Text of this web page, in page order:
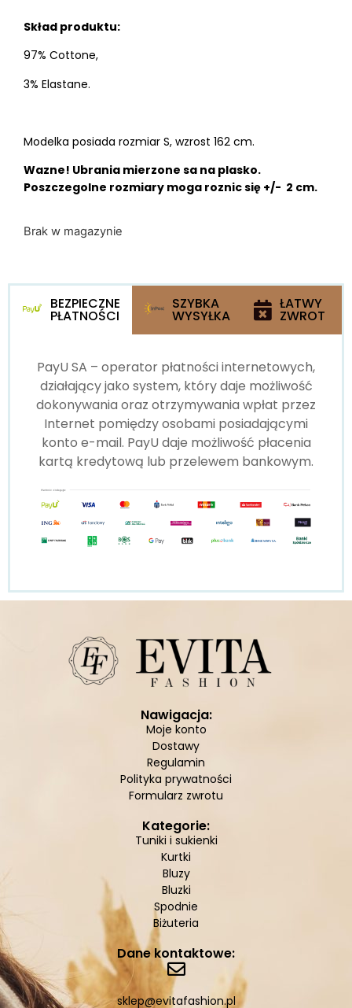
Skład produktu:
97% Cottone,
3% Elastane.
Modelka posiada rozmiar S, wzrost 162 cm.
Wazne! Ubrania mierzone sa na plasko.
Poszczegolne rozmiary moga roznic się +/- 2 cm.
Brak w magazynie
BEZPIECZNE
PŁATNOŚCI
SZYBKA
WYSYŁKA
ŁATWY
ZWROT
PayU SA – operator płatności internetowych,
działający jako system, który daje możliwość
dokonywania oraz otrzymywania wpłat przez
Internet pomiędzy osobami posiadającymi
konto e-mail. PayU daje możliwość płacenia
kartą kredytową lub przelewem bankowym.
Nawigacja:
Moje konto
Dostawy
Regulamin
Polityka prywatności
Formularz zwrotu
Kategorie:
Tuniki i sukienki
Kurtki
Bluzy
Bluzki
Spodnie
Biżuteria
Dane kontaktowe:
sklep@evitafashion.pl